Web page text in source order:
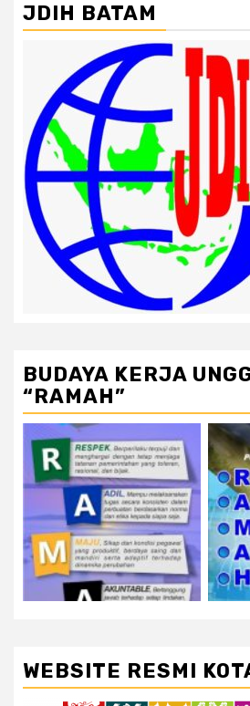
JDIH BATAM
BUDAYA KERJA
“RAMAH”
WEBSITE RESMI